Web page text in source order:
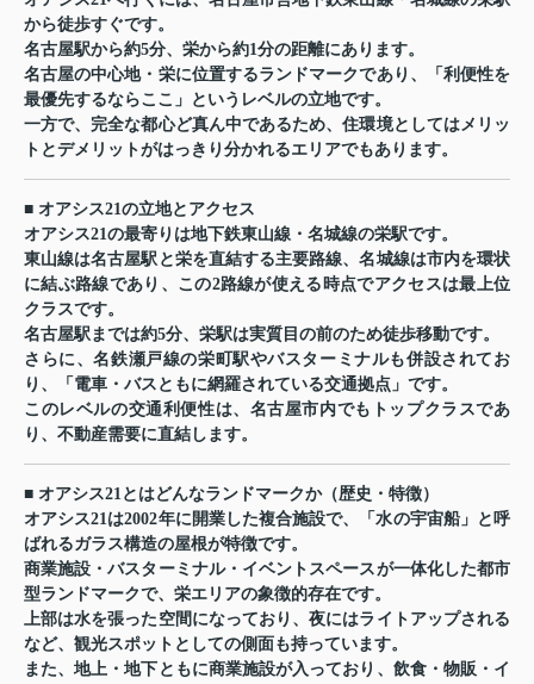
から徒歩すぐです。
名古屋駅から約5分、栄から約1分の距離にあります。
名古屋の中心地・栄に位置するランドマークであり、「利便性を
最優先するならここ」というレベルの立地です。
一方で、完全な都心ど真ん中であるため、住環境としてはメリッ
トとデメリットがはっきり分かれるエリアでもあります。
■ オアシス21の立地とアクセス
オアシス21の最寄りは地下鉄東山線・名城線の栄駅です。
東山線は名古屋駅と栄を直結する主要路線、名城線は市内を環状
に結ぶ路線であり、この2路線が使える時点でアクセスは最上位
クラスです。
名古屋駅までは約5分、栄駅は実質目の前のため徒歩移動です。
さらに、名鉄瀬戸線の栄町駅やバスターミナルも併設されてお
り、「電車・バスともに網羅されている交通拠点」です。
このレベルの交通利便性は、名古屋市内でもトップクラスであ
り、不動産需要に直結します。
■ オアシス21とはどんなランドマークか（歴史・特徴）
オアシス21は2002年に開業した複合施設で、「水の宇宙船」と呼
ばれるガラス構造の屋根が特徴です。
商業施設・バスターミナル・イベントスペースが一体化した都市
型ランドマークで、栄エリアの象徴的存在です。
上部は水を張った空間になっており、夜にはライトアップされる
など、観光スポットとしての側面も持っています。
また、地上・地下ともに商業施設が入っており、飲食・物販・イ